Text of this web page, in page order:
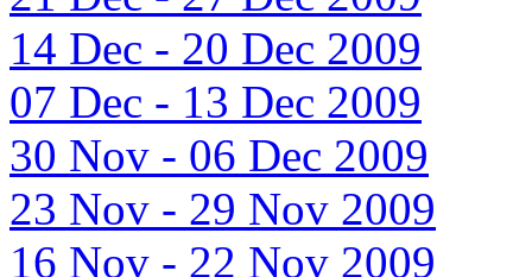
14 Dec - 20 Dec 2009
07 Dec - 13 Dec 2009
30 Nov - 06 Dec 2009
23 Nov - 29 Nov 2009
16 Nov - 22 Nov 2009